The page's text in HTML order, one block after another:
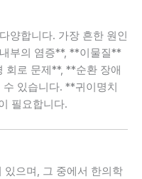
양합니다. 가장 흔한 원인
부의 염증**, **이물질**
회로 문제**, **순환 장애
있습니다. **귀이명치
필요합니다.
으며, 그 중에서 한의학